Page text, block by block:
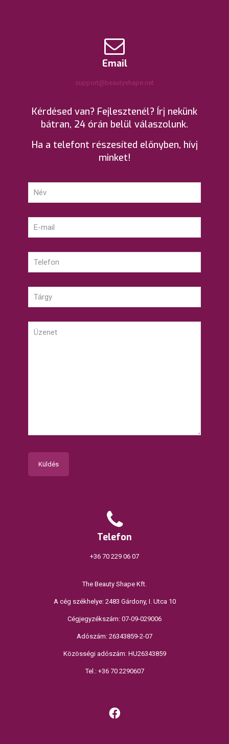
Email
support@beautyshape.net
Kérdésed van? Fejlesztenél? Írj nekünk
bátran, 24 órán belül válaszolunk.
Ha a telefont részesíted előnyben, hívj
minket!
Telefon
+36 70 229 06 07
The Beauty Shape Kft.
A cég székhelye: 2483 Gárdony, I. Utca 10
Cégjegyzékszám: 07-09-029006
Adószám: 26343859-2-07
Közösségi adószám: HU26343859
Tel.: +36 70 2290607